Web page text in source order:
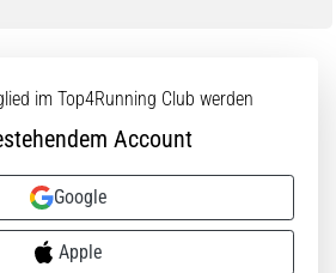
im Top4Running Club werden
Account
Google
Apple